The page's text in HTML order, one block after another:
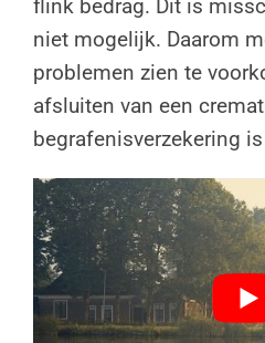
flink bedrag. Dit is
niet mogelijk. Daarom
problemen zien te
afsluiten van een
begrafenisverzekering